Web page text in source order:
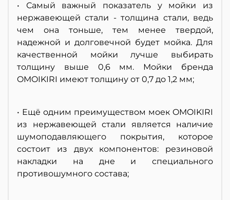
• Самый важный показатель у мойки из
нержавеющей стали - толщина стали, ведь
чем она тоньше, тем менее твердой,
надежной и долговечной будет мойка. Для
качественной мойки лучше выбирать
толщину выше 0,6 мм. Мойки бренда
OMOIKIRI имеют толщину от 0,7 до 1,2 мм;
• Ещё одним преимуществом моек OMOIKIRI
из нержавеющей стали является наличие
шумоподавляющего покрытия, которое
состоит из двух компонентов: резиновой
накладки на дне и специального
противошумного состава;